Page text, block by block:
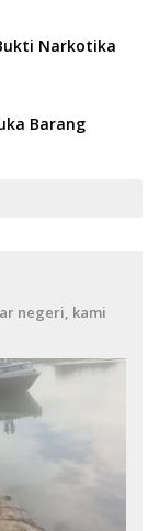
Narkotika
Barang
negeri, kami